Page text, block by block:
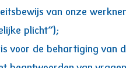
van onze
plicht”);
voor de behartiging van